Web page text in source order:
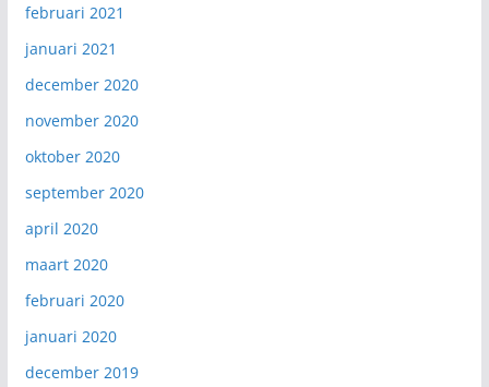
februari 2021
januari 2021
december 2020
november 2020
oktober 2020
september 2020
april 2020
maart 2020
februari 2020
januari 2020
december 2019